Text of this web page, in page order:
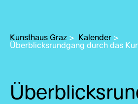
Kunsthaus Graz > Kalender >
Überblicksrundgang durch das